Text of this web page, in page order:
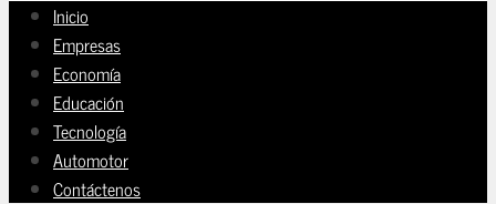
Inicio
Empresas
Economía
Educación
Tecnología
Automotor
Contáctenos